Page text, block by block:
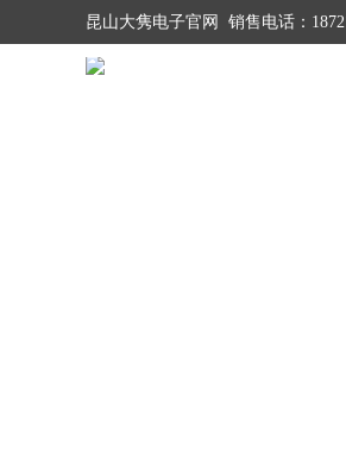
昆山大隽电子官网 销售电话：